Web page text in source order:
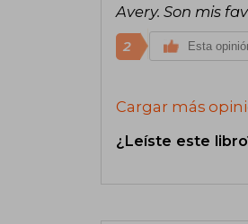
Avery. Son mis
2 Esta
Cargar más
¿Leíste este